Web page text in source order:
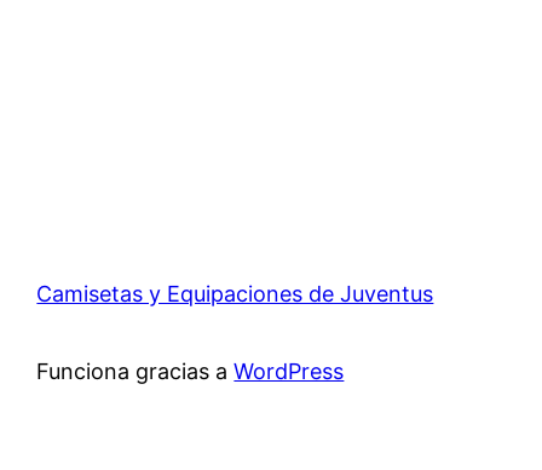
Camisetas y Equipaciones de Juventus
Funciona gracias aWordPress